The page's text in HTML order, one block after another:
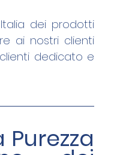
dei prodotti
ai nostri clienti
dedicato e